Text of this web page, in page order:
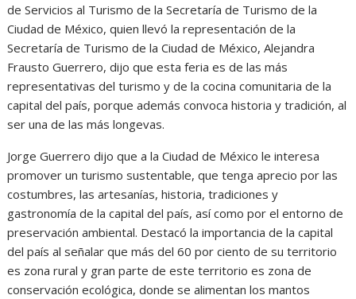
de Servicios al Turismo de la Secretaría de Turismo de la
Ciudad de México, quien llevó la representación de la
Secretaría de Turismo de la Ciudad de México, Alejandra
Frausto Guerrero, dijo que esta feria es de las más
representativas del turismo y de la cocina comunitaria de la
capital del país, porque además convoca historia y tradición, al
ser una de las más longevas.
Jorge Guerrero dijo que a la Ciudad de México le interesa
promover un turismo sustentable, que tenga aprecio por las
costumbres, las artesanías, historia, tradiciones y
gastronomía de la capital del país, así como por el entorno de
preservación ambiental. Destacó la importancia de la capital
del país al señalar que más del 60 por ciento de su territorio
es zona rural y gran parte de este territorio es zona de
conservación ecológica, donde se alimentan los mantos